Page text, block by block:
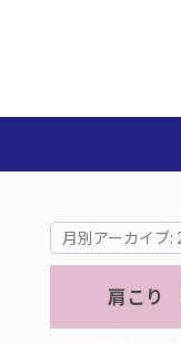
月別アーカイブ:
肩こ